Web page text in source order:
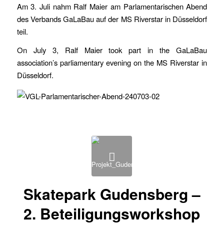
Am 3. Juli nahm Ralf Maier am Parlamentarischen Abend
des Verbands GaLaBau auf der MS Riverstar in Düsseldorf
teil.
On July 3, Ralf Maier took part in the GaLaBau
association’s parliamentary evening on the MS Riverstar in
Düsseldorf.
Skatepark Gudensberg –
2. Beteiligungsworkshop